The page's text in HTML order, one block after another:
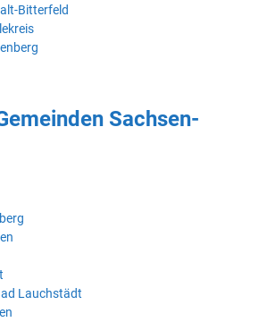
Bitterfeld
Sachsen-
Lauchstädt